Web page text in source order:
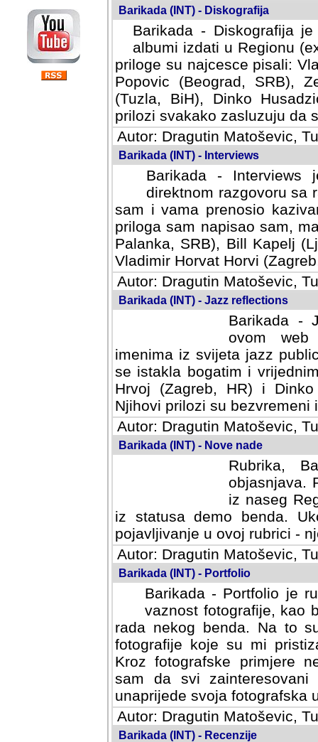
Barikada (INT) - Diskografija
Barikada - Diskografija
albumi izdati u Regionu
priloge su najcesce pisali:
Popovic (Beograd, SRB),
(Tuzla, BiH), Dinko
prilozi svakako zasluzuju da
Autor: Dragutin Matoševic,
Barikada (INT) - Interviews
Barikada -
direktnom razgovoru sa
sam i vama prenosio
priloga sam napisao sam,
Palanka, SRB), Bill Kapelj
Vladimir Horvat Horvi
Autor: Dragutin Matoševic,
Barikada (INT) - Jazz reflections
Barikada -
ovom web
imenima iz svijeta jazz
se istakla bogatim i
Hrvoj (Zagreb, HR) i
Njihovi prilozi su bezvremeni
Autor: Dragutin Matoševic,
Barikada (INT) - Nove nade
Rubrika,
objasnjava.
iz naseg
iz statusa demo benda.
pojavljivanje u ovoj rubrici -
Autor: Dragutin Matoševic,
Barikada (INT) - Portfolio
Barikada - Portfolio je
vaznost fotografije, kao
rada nekog benda. Na to
fotografije koje su mi
fotografske primjere
svi zainteresovani
svoja fotografska umijeca.
Autor: Dragutin Matoševic,
Barikada (INT) - Recenzije